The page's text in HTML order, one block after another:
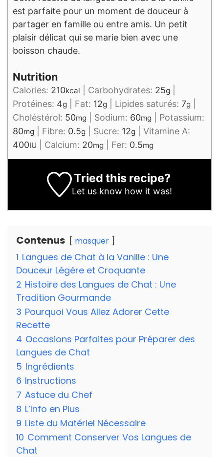
est parfaite pour un moment de douceur à
partager en famille ou entre amis. Un petit
plaisir délicat qui se marie bien avec une
boisson chaude.
Nutrition
Calories: 210kcal Carbohydrates: 25g
Protéines: 4g Fat: 12g Lipides saturés: 7g
Choléstérol: 50mg Sodium: 60mg
Potassium:
80mg Fibre: 0.5g Sucre: 12g
Vitamine A:
400IU Calcium: 20mg Fer: 0.5mg
Tried this recipe?
Let us know how it was!
Contenus masquer
1 Langues de Chat à la Vanille : Une
Douceur Légère et Croquante
2 Histoire des Langues de Chat : Une
Tradition Gourmande
3 Pourquoi Vous Allez Adorer Cette
Recette
4 Occasions Parfaites pour Préparer des
Langues de Chat
5 Ingrédients
6 Instructions
7 Astuce du Chef
8 L’Info en Plus
9 Liste du Matériel Nécessaire
10 Comment Conserver Vos Langues de
Chat